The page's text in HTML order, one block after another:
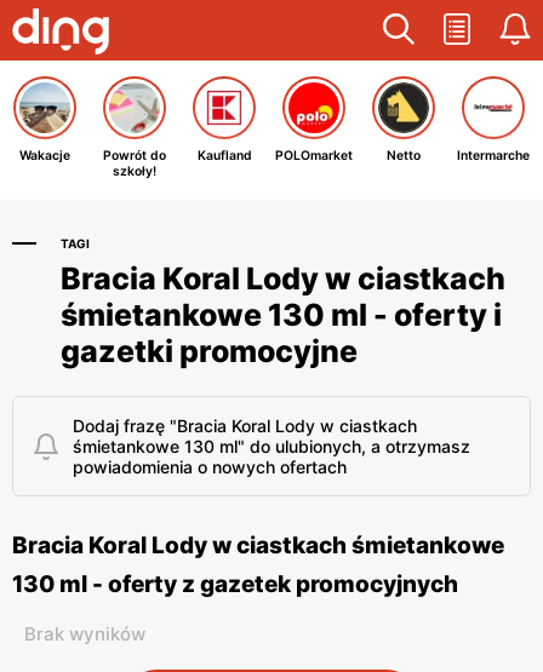
Wakacje
Powrót do
szkoły!
Kaufland POLOmarket Netto Intermarche
TAGI
Bracia Koral Lody w ciastkach
śmietankowe 130 ml - oferty i
gazetki promocyjne
Dodaj frazę "Bracia Koral Lody w ciastkach
śmietankowe 130 ml" do ulubionych, a otrzymasz
powiadomienia o nowych ofertach
Bracia Koral Lody w ciastkach śmietankowe
130 ml - oferty z gazetek promocyjnych
Brak wyników